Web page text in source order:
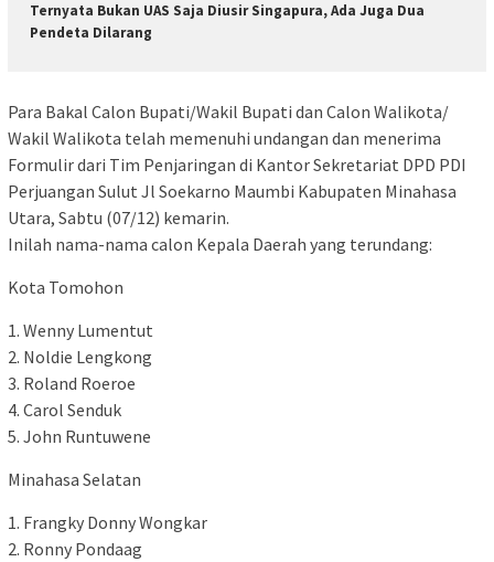
Ternyata Bukan UAS Saja Diusir Singapura, Ada Juga Dua
Pendeta Dilarang
Para Bakal Calon Bupati/Wakil Bupati dan Calon Walikota/
Wakil Walikota telah memenuhi undangan dan menerima
Formulir dari Tim Penjaringan di Kantor Sekretariat DPD PDI
Perjuangan Sulut Jl Soekarno Maumbi Kabupaten Minahasa
Utara, Sabtu (07/12) kemarin.
Inilah nama-nama calon Kepala Daerah yang terundang:
Kota Tomohon
1. Wenny Lumentut
2. Noldie Lengkong
3. Roland Roeroe
4. Carol Senduk
5. John Runtuwene
Minahasa Selatan
1. Frangky Donny Wongkar
2. Ronny Pondaag